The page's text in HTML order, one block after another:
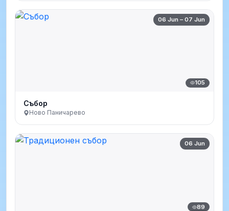
06 Jun – 07 Jun
105
Събор
Ново Паничарево
06 Jun
89